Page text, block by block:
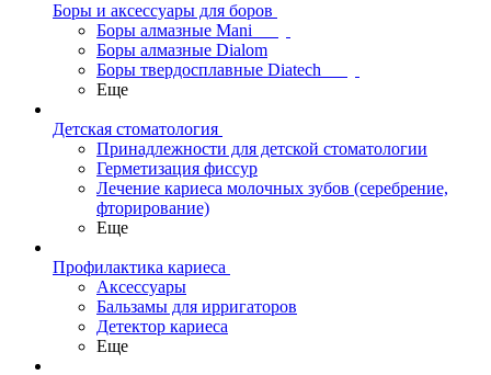
Боры и аксессуары для боров
Боры алмазные Mani
Боры алмазные Dialom
Боры твердосплавные Diatech
Еще
Детская стоматология
Принадлежности для детской стоматологии
Герметизация фиссур
Лечение кариеса молочных зубов (серебрение,
фторирование)
Еще
Профилактика кариеса
Аксессуары
Бальзамы для ирригаторов
Детектор кариеса
Еще